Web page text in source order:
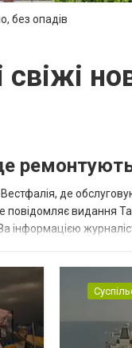
без опадів
де
повідомляє видання
інформацією